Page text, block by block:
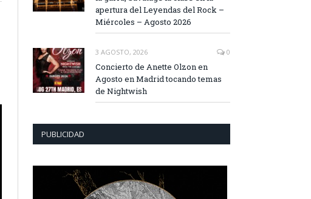
apertura del Leyendas del Rock –
Miércoles – Agosto 2026
3 AGOSTO, 2026 0
Concierto de Anette Olzon en
Agosto en Madrid tocando temas
de Nightwish
PUBLICIDAD